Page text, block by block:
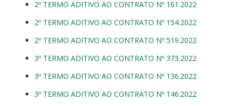
2º TERMO ADITIVO AO CONTRATO Nº 161.2022
2º TERMO ADITIVO AO CONTRATO Nº 154.2022
2º TERMO ADITIVO AO CONTRATO Nº 519.2022
3º TERMO ADITIVO AO CONTRATO Nº 373.2022
3º TERMO ADITIVO AO CONTRATO Nº 136.2022
3º TERMO ADITIVO AO CONTRATO Nº 146.2022